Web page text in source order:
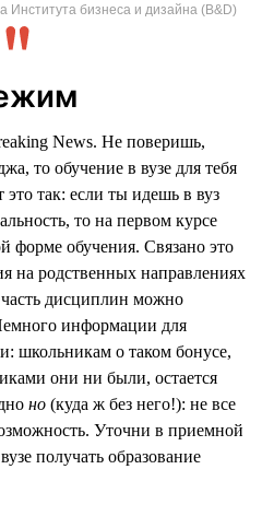
Института бизнеса и дизайна (B&D)
News. Не поверишь,
то обучение в вузе для тебя
так: если ты идешь в вуз
то на первом курсе
форме обучения. Связано это
на родственных направлениях
часть дисциплин можно
информации для
школьникам о таком бонусе,
они ни были, остается
но (куда ж без него!): не все
Уточни в приемной
получать образование